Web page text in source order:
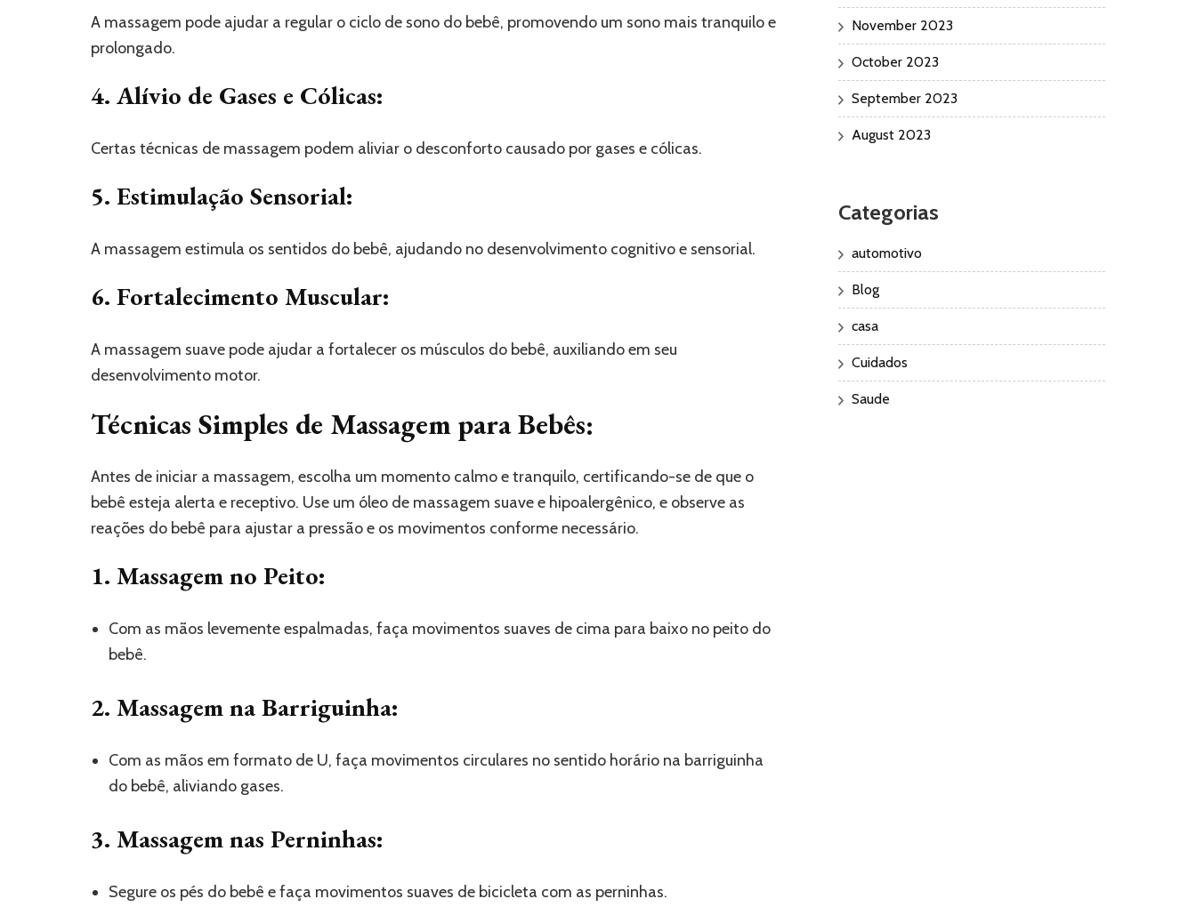
A massagem pode ajudar a regular o ciclo de sono do bebê, promovendo um sono mais tranquilo e
prolongado.
4. Alívio de Gases e Cólicas:
Certas técnicas de massagem podem aliviar o desconforto causado por gases e cólicas.
5. Estimulação Sensorial:
A massagem estimula os sentidos do bebê, ajudando no desenvolvimento cognitivo e sensorial.
6. Fortalecimento Muscular:
A massagem suave pode ajudar a fortalecer os músculos do bebê, auxiliando em seu
desenvolvimento motor.
Técnicas Simples de Massagem para Bebês:
Antes de iniciar a massagem, escolha um momento calmo e tranquilo, certificando-se de que o
bebê esteja alerta e receptivo. Use um óleo de massagem suave e hipoalergênico, e observe as
reações do bebê para ajustar a pressão e os movimentos conforme necessário.
1. Massagem no Peito:
Com as mãos levemente espalmadas, faça movimentos suaves de cima para baixo no peito do
bebê.
2. Massagem na Barriguinha:
Com as mãos em formato de U, faça movimentos circulares no sentido horário na barriguinha
do bebê, aliviando gases.
3. Massagem nas Perninhas:
Segure os pés do bebê e faça movimentos suaves de bicicleta com as perninhas.
November 2023
October 2023
September 2023
August 2023
Categorias
automotivo
Blog
casa
Cuidados
Saude